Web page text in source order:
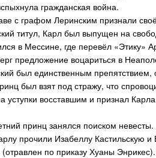
гражданская война.
с графом Леринским признали
титул, Карл был выпущен на
в Мессине, где перевёл «Этику»
предложение воцариться в
был единственным
был взят под стражу, что
восставшим и признал
принц занялся поиском
прочили Изабеллу Кастильскую и
по приказу Хуаны